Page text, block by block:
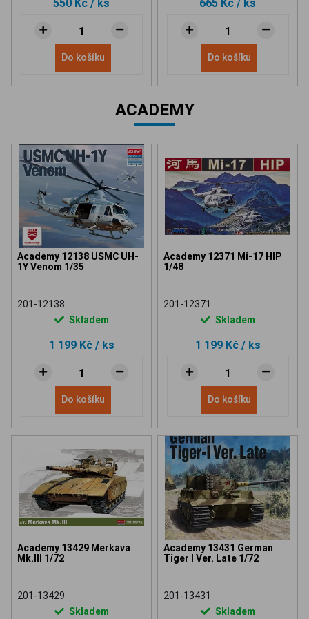
550 Kč / ks
Do košíku
665 Kč / ks
Do košíku
ACADEMY
Academy 12138 USMC UH-
1Y Venom 1/35
201-12138
Skladem
1 199 Kč / ks
Do košíku
Academy 12371 Mi-17 HIP
1/48
201-12371
Skladem
1 199 Kč / ks
Do košíku
Academy 13429 Merkava
Mk.III 1/72
201-13429
Skladem
Academy 13431 German
Tiger I Ver. Late 1/72
201-13431
Skladem